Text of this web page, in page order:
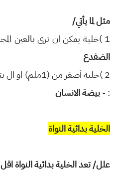
مثل لما يأتي/
1 )خلية يمكن ان ترى بالعين المجردة او قطرها 1ملم: -
الضفدع
: -بيضة الانسان
الخلية بدائية النواة
علل/ تعد الخلية بدائية النواة